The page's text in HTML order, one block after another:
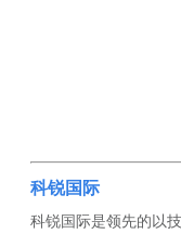
科锐国际
科锐国际是领先的以